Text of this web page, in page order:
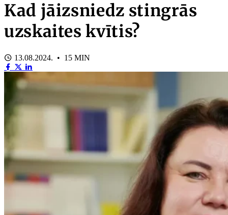
Kad jāizsniedz stingrās
uzskaites kvītis?
13.08.2024. • 15 MIN